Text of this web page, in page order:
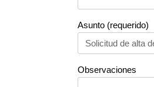
Asunto (requerido)
Observaciones